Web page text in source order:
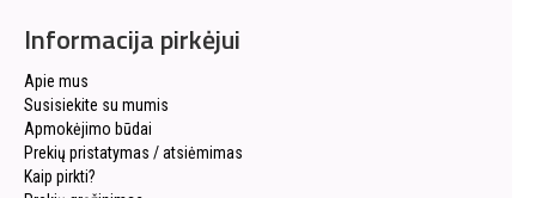
Informacija pirkėjui
Apie mus
Susisiekite su mumis
Apmokėjimo būdai
Prekių pristatymas / atsiėmimas
Kaip pirkti?